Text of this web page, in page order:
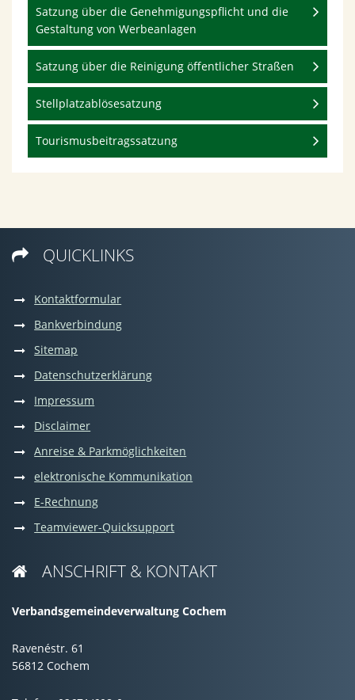
Satzung über die Genehmigungspflicht und die
Gestaltung von Werbeanlagen
Satzung über die Reinigung öffentlicher Straßen
Stellplatzablösesatzung
Tourismusbeitragssatzung
 QUICKLINKS
Kontaktformular
Bankverbindung
Sitemap
Datenschutzerklärung
Impressum
Disclaimer
Anreise & Parkmöglichkeiten
elektronische Kommunikation
E-Rechnung
Teamviewer-Quicksupport
 ANSCHRIFT & KONTAKT
Verbandsgemeindeverwaltung Cochem
Ravenéstr. 61
56812 Cochem